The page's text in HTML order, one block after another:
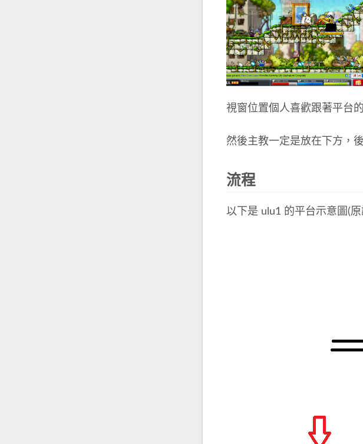
視窗位置個人喜歡跟著平台
然後主教一定是放在下方，
流程
以下是 ulu1 的平台示意圖(